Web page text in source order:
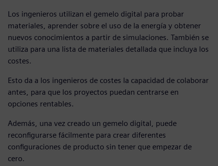
Los ingenieros utilizan el gemelo digital para probar
materiales, aprender sobre el uso de la energía y obtener
nuevos conocimientos a partir de simulaciones. También se
utiliza para una lista de materiales detallada que incluya los
costes.
Esto da a los ingenieros de costes la capacidad de colaborar
antes, para que los proyectos puedan centrarse en
opciones rentables.
Además, una vez creado un gemelo digital, puede
reconfigurarse fácilmente para crear diferentes
configuraciones de producto sin tener que empezar de
cero.